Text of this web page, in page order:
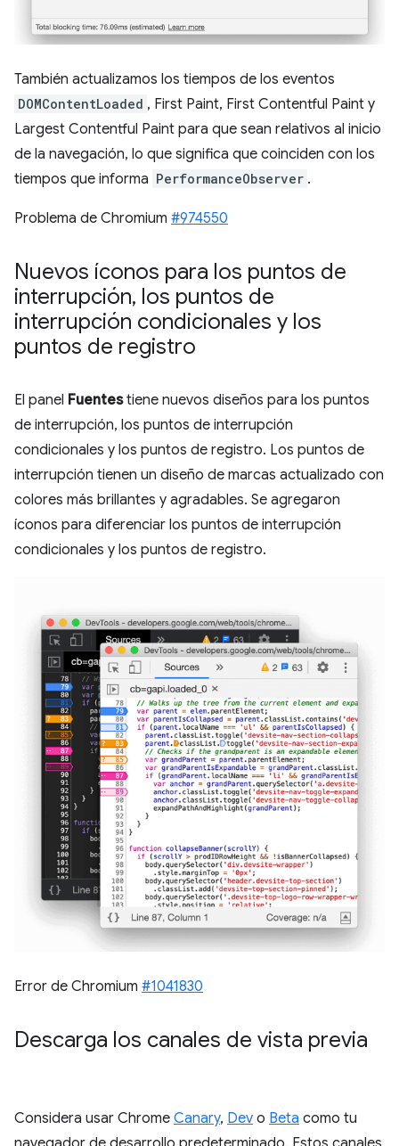
También actualizamos los tiempos de los eventos
DOMContentLoaded , First Paint, First Contentful Paint y
Largest Contentful Paint para que sean relativos al inicio
de la navegación, lo que significa que coinciden con los
tiempos que informa PerformanceObserver .
Problema de Chromium #974550
Nuevos íconos para los puntos de
interrupción, los puntos de
interrupción condicionales y los
puntos de registro
El panel Fuentestiene nuevos diseños para los puntos
de interrupción, los puntos de interrupción
condicionales y los puntos de registro. Los puntos de
interrupción tienen un diseño de marcas actualizado con
colores más brillantes y agradables. Se agregaron
íconos para diferenciar los puntos de interrupción
condicionales y los puntos de registro.
Error de Chromium #1041830
Descarga los canales de vista previa
Considera usar Chrome Canary, Dev o Beta como tu